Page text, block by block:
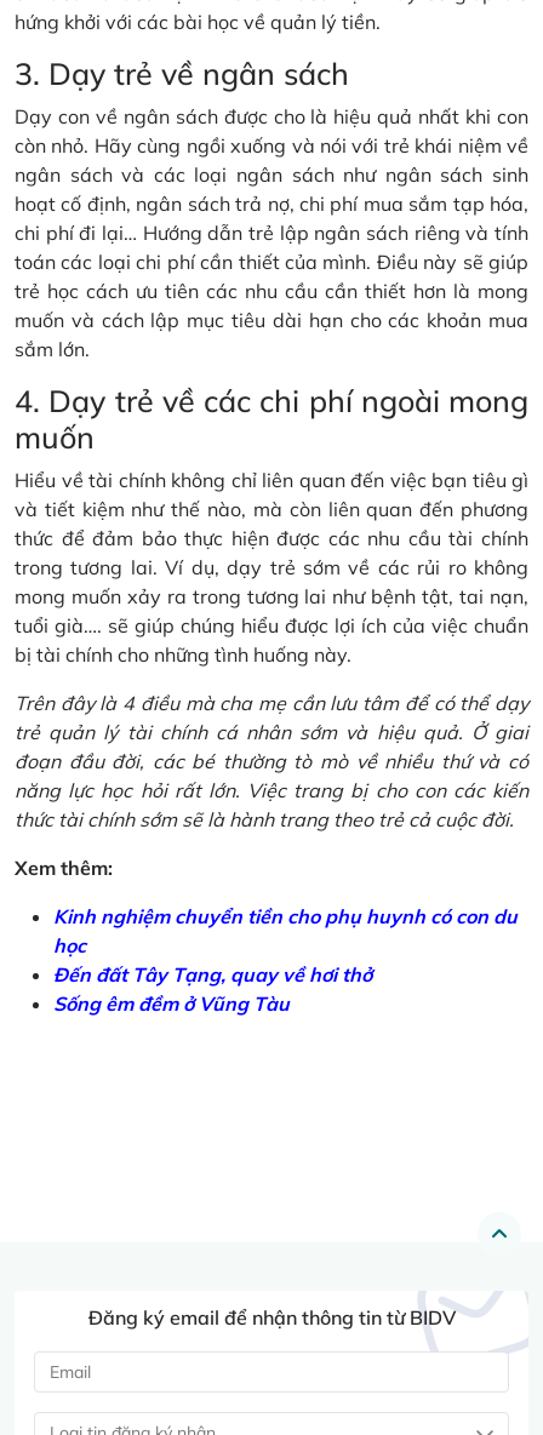
hứng khởi với các bài học về quản lý tiền.
3. Dạy trẻ về ngân sách
Dạy con về ngân sách được cho là hiệu quả nhất khi con
còn nhỏ. Hãy cùng ngồi xuống và nói với trẻ khái niệm về
ngân sách và các loại ngân sách như ngân sách sinh
hoạt cố định, ngân sách trả nợ, chi phí mua sắm tạp hóa,
chi phí đi lại… Hướng dẫn trẻ lập ngân sách riêng và tính
toán các loại chi phí cần thiết của mình. Điều này sẽ giúp
trẻ học cách ưu tiên các nhu cầu cần thiết hơn là mong
muốn và cách lập mục tiêu dài hạn cho các khoản mua
sắm lớn.
4. Dạy trẻ về các chi phí ngoài mong
muốn
Hiểu về tài chính không chỉ liên quan đến việc bạn tiêu gì
và tiết kiệm như thế nào, mà còn liên quan đến phương
thức để đảm bảo thực hiện được các nhu cầu tài chính
trong tương lai. Ví dụ, dạy trẻ sớm về các rủi ro không
mong muốn xảy ra trong tương lai như bệnh tật, tai nạn,
tuổi già…. sẽ giúp chúng hiểu được lợi ích của việc chuẩn
bị tài chính cho những tình huống này.
Trên đây là 4 điều mà cha mẹ cần lưu tâm để có thể dạy
trẻ quản lý tài chính cá nhân sớm và hiệu quả. Ở giai
đoạn đầu đời, các bé thường tò mò về nhiều thứ và có
năng lực học hỏi rất lớn. Việc trang bị cho con các kiến
thức tài chính sớm sẽ là hành trang theo trẻ cả cuộc đời.
Xem thêm:
Kinh nghiệm chuyển tiền cho phụ huynh có con du
học
Đến đất Tây Tạng, quay về hơi thở
Sống êm đềm ở Vũng Tàu
Đăng ký email để nhận thông tin từ BIDV